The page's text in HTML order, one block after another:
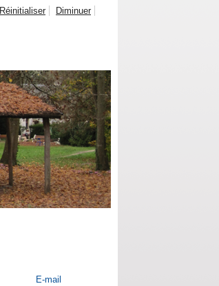
Réinitialiser Diminuer
E-mail